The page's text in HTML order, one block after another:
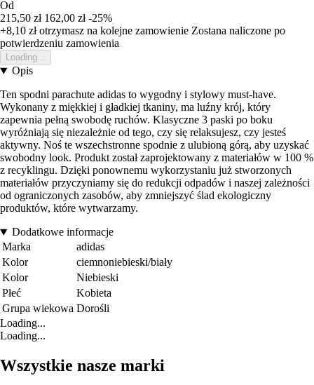
Od
215,50 zł 162,00 zł -25%
+8,10 złotrzymasz na kolejne zamowienie Zostana naliczone po
potwierdzeniu zamowienia
Loading...
Opis
Ten spodni parachute adidas to wygodny i stylowy must-have.
Wykonany z miękkiej i gładkiej tkaniny, ma luźny krój, który
zapewnia pełną swobodę ruchów. Klasyczne 3 paski po boku
wyróżniają się niezależnie od tego, czy się relaksujesz, czy jesteś
aktywny. Noś te wszechstronne spodnie z ulubioną górą, aby uzyskać
swobodny look. Produkt został zaprojektowany z materiałów w 100 %
z recyklingu. Dzięki ponownemu wykorzystaniu już stworzonych
materiałów przyczyniamy się do redukcji odpadów i naszej zależności
od ograniczonych zasobów, aby zmniejszyć ślad ekologiczny
produktów, które wytwarzamy.
Dodatkowe informacje
Marka
adidas
Kolor
ciemnoniebieski/biały
Kolor
Niebieski
Płeć
Kobieta
Grupa wiekowa Dorośli
Loading...
Loading...
Wszystkie nasze marki